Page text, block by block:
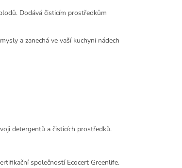
Dodává čisticím prostředkům
a zanechá ve vaší kuchyni nádech
detergentů a čisticích prostředků.
společností Ecocert Greenlife.